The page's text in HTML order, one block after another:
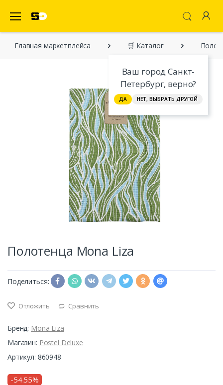
Ваш город Санкт-
Петербург, верно?
ДА НЕТ, ВЫБРАТЬ ДРУГОЙ
Главная марĸетплейса 🛒 Каталог
Полотенца Mona Liza
Поделиться:
Отложить Сравнить
Бренд: Mona Liza
Магазин: Postel Deluxe
Артикул: 860948
-54.55%